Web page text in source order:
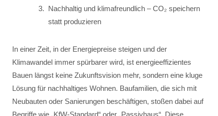
Nachhaltig und klimafreundlich – CO₂ speichern
statt produzieren
In einer Zeit, in der Energiepreise steigen und der
Klimawandel immer spürbarer wird, ist energieeffizientes
Bauen längst keine Zukunftsvision mehr, sondern eine kluge
Lösung für nachhaltiges Wohnen. Baufamilien, die sich mit
Neubauten oder Sanierungen beschäftigen, stoßen dabei auf
Begriffe wie „KfW-Standard“ oder „Passivhaus“. Diese